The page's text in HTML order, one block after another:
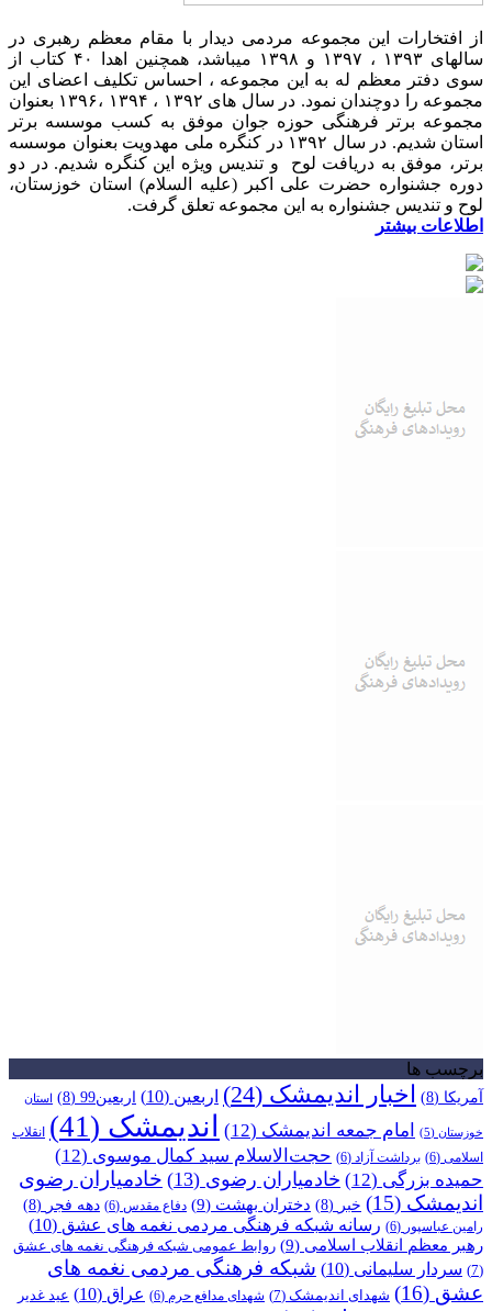
از افتخارات این مجموعه مردمی دیدار با مقام معظم رهبری در
سالهای ۱۳۹۳ ، ۱۳۹۷ و ۱۳۹۸ میباشد، همچنین اهدا ۴۰ کتاب از
سوی دفتر معظم له به این مجموعه ، احساس تکلیف اعضای این
مجموعه را دوچندان نمود. در سال های ۱۳۹۲ ، ۱۳۹۴ ،۱۳۹۶ بعنوان
مجموعه برتر فرهنگی حوزه جوان موفق به کسب موسسه برتر
استان شدیم. در سال ۱۳۹۲ در کنگره ملی مهدویت بعنوان موسسه
برتر، موفق به دریافت لوح و تندیس ویژه این کنگره شدیم. در دو
دوره جشنواره حضرت علی اکبر (علیه السلام) استان خوزستان،
لوح و تندیس جشنواره به این مجموعه تعلق گرفت.
اطلاعات بیشتر
برچسب ها
آمریکا (8) اخبار اندیمشک (24) اربعین (10) اربعین99 (8) استان
خوزستان (5) امام جمعه اندیمشک (12) اندیمشک (41)
انقلاب
اسلامی (6) برداشت آزاد (6) حجت‌الاسلام سید کمال موسوی (12)
حمیده بزرگی (12) خادمیاران رضوی (13)
خادمیاران رضوی
اندیمشک (15) خبر (8) دختران بهشت (9) دفاع مقدس (6) دهه فجر (8)
رامین عباسپور (6) رسانه شبکه فرهنگی مردمی نغمه های عشق (10)
رهبر معظم انقلاب اسلامی (9)
روابط عمومی شبکه فرهنگی نغمه های عشق
(7)
سردار سلیمانی (10)
شبکه فرهنگی مردمی نغمه های
عشق (16) شهدای اندیمشک (7) شهدای مدافع حرم (6) عراق (10) عید غدیر